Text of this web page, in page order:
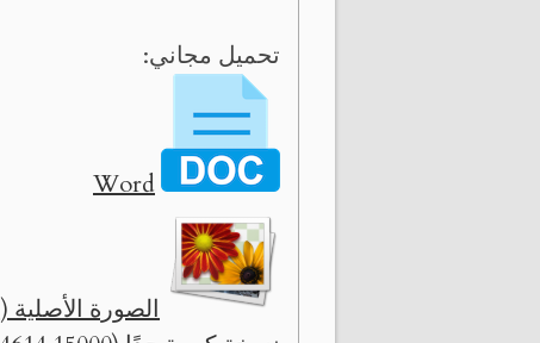
تحميل مجاني:
Word
الصورة الأصلية ( x )